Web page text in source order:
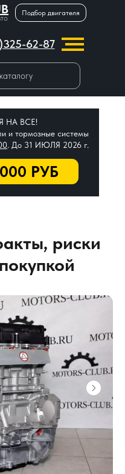
Подбор двигателя
62-87
РУБ
НА ВСЕ!
и тормозные системы
. До 31 ИЮЛЯ 2026 г.
риски